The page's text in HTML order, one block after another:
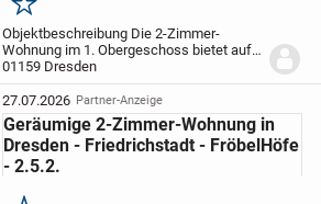
Merken
Objektbeschreibung Die 2-Zimmer-
Wohnung im 1. Obergeschoss bietet auf
ca. 61,9 m² eine großzügige und gut
durchdachte Raumaufteilung. Der helle
Wohn- und Essbereich mit offen
integrierter Küche bildet...
01159 Dresden
27.07.2026 Partner-Anzeige
Geräumige 2-Zimmer-Wohnung in
Dresden - Friedrichstadt - FröbelHöfe
- 2.5.2.